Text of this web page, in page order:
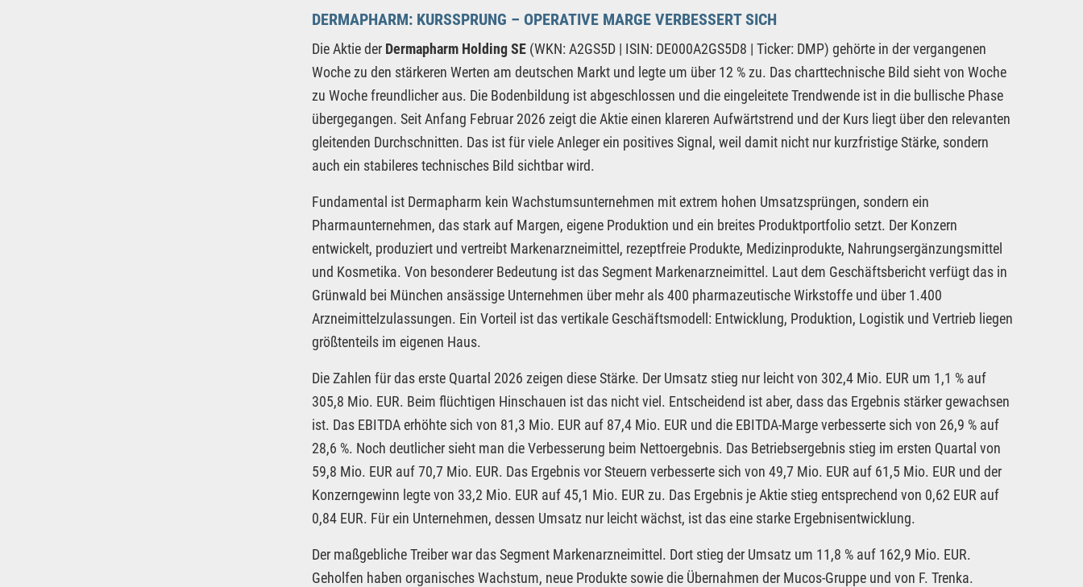
DERMAPHARM: KURSSPRUNG – OPERATIVE MARGE VERBESSERT SICH
Die Aktie der Dermapharm Holding SE (WKN: A2GS5D | ISIN: DE000A2GS5D8 | Ticker: DMP) gehörte in der vergangenen
Woche zu den stärkeren Werten am deutschen Markt und legte um über 12 % zu. Das charttechnische Bild sieht von Woche
zu Woche freundlicher aus. Die Bodenbildung ist abgeschlossen und die eingeleitete Trendwende ist in die bullische Phase
übergegangen. Seit Anfang Februar 2026 zeigt die Aktie einen klareren Aufwärtstrend und der Kurs liegt über den relevanten
gleitenden Durchschnitten. Das ist für viele Anleger ein positives Signal, weil damit nicht nur kurzfristige Stärke, sondern
auch ein stabileres technisches Bild sichtbar wird.
Fundamental ist Dermapharm kein Wachstumsunternehmen mit extrem hohen Umsatzsprüngen, sondern ein
Pharmaunternehmen, das stark auf Margen, eigene Produktion und ein breites Produktportfolio setzt. Der Konzern
entwickelt, produziert und vertreibt Markenarzneimittel, rezeptfreie Produkte, Medizinprodukte, Nahrungsergänzungsmittel
und Kosmetika. Von besonderer Bedeutung ist das Segment Markenarzneimittel. Laut dem Geschäftsbericht verfügt das in
Grünwald bei München ansässige Unternehmen über mehr als 400 pharmazeutische Wirkstoffe und über 1.400
Arzneimittelzulassungen. Ein Vorteil ist das vertikale Geschäftsmodell: Entwicklung, Produktion, Logistik und Vertrieb liegen
größtenteils im eigenen Haus.
Die Zahlen für das erste Quartal 2026 zeigen diese Stärke. Der Umsatz stieg nur leicht von 302,4 Mio. EUR um 1,1 % auf
305,8 Mio. EUR. Beim flüchtigen Hinschauen ist das nicht viel. Entscheidend ist aber, dass das Ergebnis stärker gewachsen
ist. Das EBITDA erhöhte sich von 81,3 Mio. EUR auf 87,4 Mio. EUR und die EBITDA-Marge verbesserte sich von 26,9 % auf
28,6 %. Noch deutlicher sieht man die Verbesserung beim Nettoergebnis. Das Betriebsergebnis stieg im ersten Quartal von
59,8 Mio. EUR auf 70,7 Mio. EUR. Das Ergebnis vor Steuern verbesserte sich von 49,7 Mio. EUR auf 61,5 Mio. EUR und der
Konzerngewinn legte von 33,2 Mio. EUR auf 45,1 Mio. EUR zu. Das Ergebnis je Aktie stieg entsprechend von 0,62 EUR auf
0,84 EUR. Für ein Unternehmen, dessen Umsatz nur leicht wächst, ist das eine starke Ergebnisentwicklung.
Der maßgebliche Treiber war das Segment Markenarzneimittel. Dort stieg der Umsatz um 11,8 % auf 162,9 Mio. EUR.
Geholfen haben organisches Wachstum, neue Produkte sowie die Übernahmen der Mucos-Gruppe und von F. Trenka.